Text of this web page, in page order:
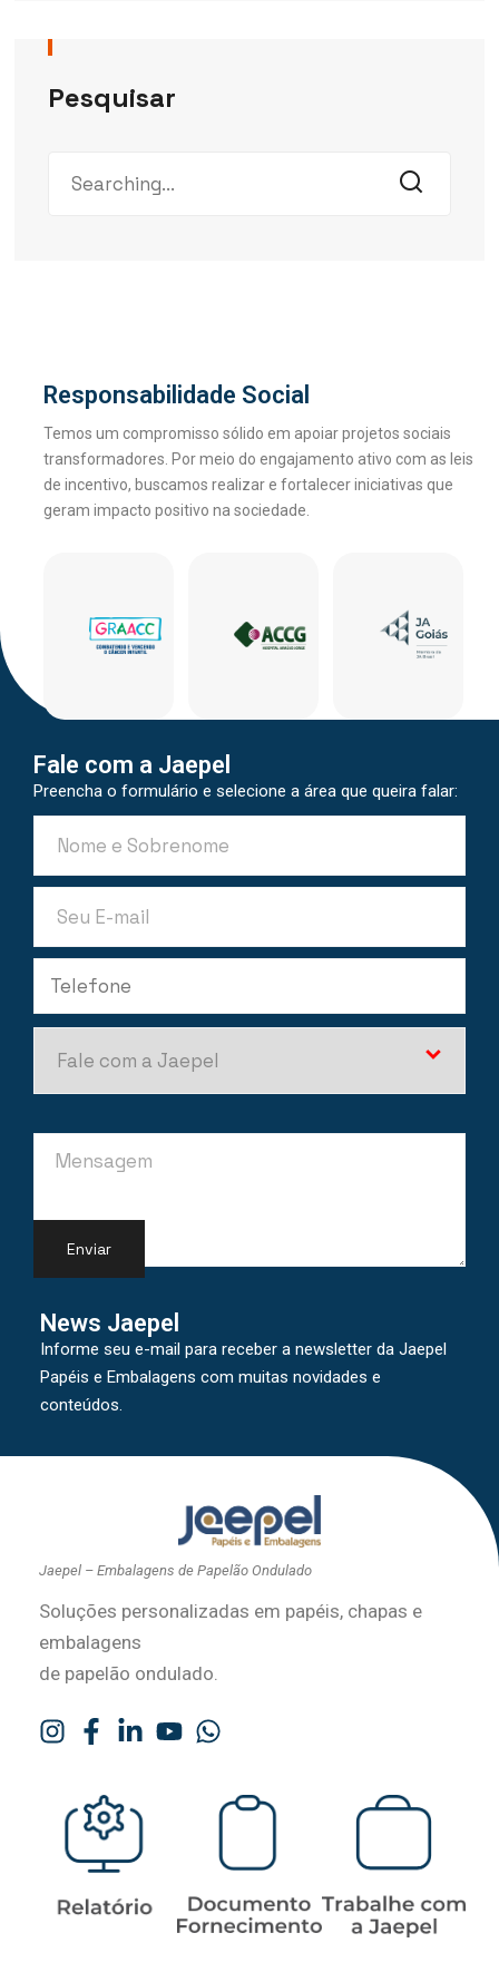
Pesquisar
Responsabilidade Social
Temos um compromisso sólido em apoiar projetos sociais
transformadores. Por meio do engajamento ativo com as leis
de incentivo, buscamos realizar e fortalecer iniciativas que
geram impacto positivo na sociedade.
Fale com a Jaepel
Preencha o formulário e selecione a área que queira falar:
News Jaepel
Informe seu e-mail para receber a newsletter da Jaepel
Papéis e Embalagens com muitas novidades e
conteúdos.
Jaepel – Embalagens de Papelão Ondulado
Soluções personalizadas em papéis, chapas e
embalagens
de papelão ondulado.